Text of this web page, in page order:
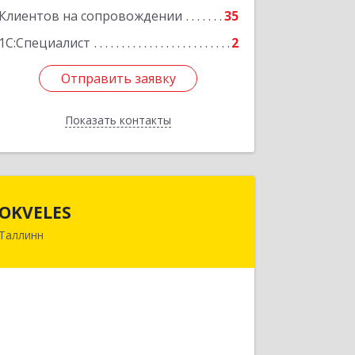
Клиентов на сопровождении
35
1С:Специалист
2
Отправить заявку
Показать контакты
Отправить заявку
Назад
OKVELES
Таллинн
12915, Эстония, Таллинн, Лаки, 15-218